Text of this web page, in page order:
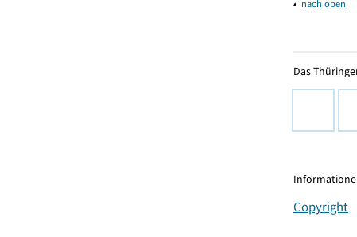
▴ nach oben
Das
Copyright